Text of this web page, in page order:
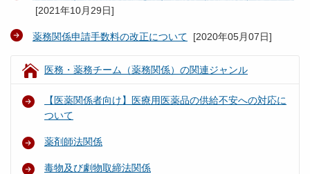
[2021年10月29日]
薬務関係申請手数料の改正について [2020年05月07日]
医務・薬務チーム（薬務関係）の関連ジャンル
【医薬関係者向け】医療用医薬品の供給不安への対応に
ついて
薬剤師法関係
毒物及び劇物取締法関係